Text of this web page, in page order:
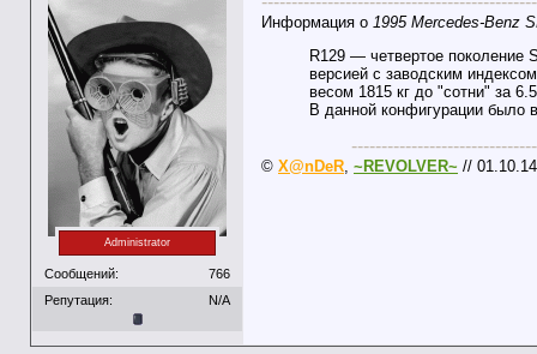
Administrator
Сообщений:
766
Репутация:
N/A
Информация о 1995 Mercedes-Benz
R129 — четвертое поколение
версией с заводским
весом 1815 кг до "сотни" за
В данной конфигурации было
© X@nDeR ~REVOLVER~ // 01.10.14